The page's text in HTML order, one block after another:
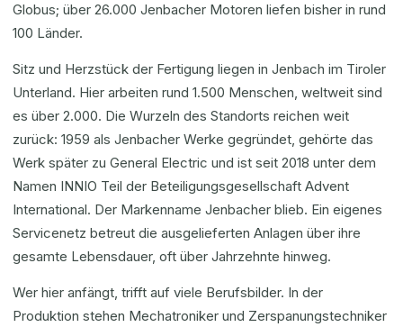
Globus; über 26.000 Jenbacher Motoren liefen bisher in rund
100 Länder.
Sitz und Herzstück der Fertigung liegen in Jenbach im Tiroler
Unterland. Hier arbeiten rund 1.500 Menschen, weltweit sind
es über 2.000. Die Wurzeln des Standorts reichen weit
zurück: 1959 als Jenbacher Werke gegründet, gehörte das
Werk später zu General Electric und ist seit 2018 unter dem
Namen INNIO Teil der Beteiligungsgesellschaft Advent
International. Der Markenname Jenbacher blieb. Ein eigenes
Servicenetz betreut die ausgelieferten Anlagen über ihre
gesamte Lebensdauer, oft über Jahrzehnte hinweg.
Wer hier anfängt, trifft auf viele Berufsbilder. In der
Produktion stehen Mechatroniker und Zerspanungstechniker